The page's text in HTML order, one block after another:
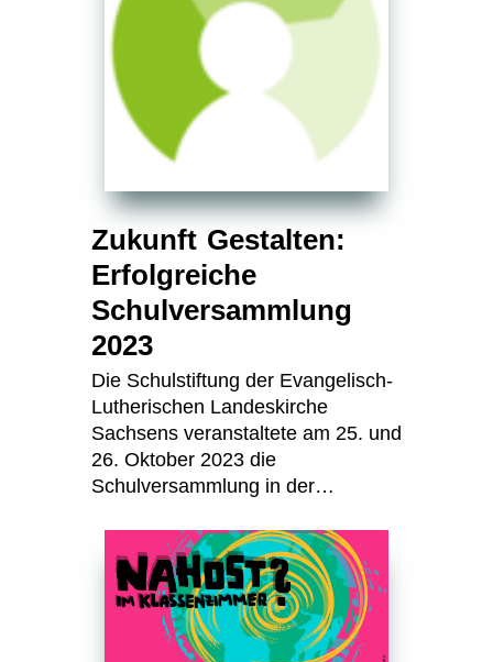
Zukunft Gestalten:
Erfolgreiche
Schulversammlung
2023
Die Schulstiftung der Evangelisch-
Lutherischen Landeskirche
Sachsens veranstaltete am 25. und
26. Oktober 2023 die
Schulversammlung in der…